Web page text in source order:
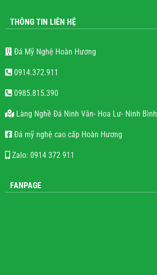
THÔNG TIN LIÊN HỆ
Đá Mỹ Nghệ Hoàn Hương
0914.372.911
0985.815.390
Làng Nghề Đá Ninh Vân- Hoa Lư- Ninh Bình
Đá mỹ nghệ cao cấp Hoàn Hương
Zalo: 0914 372 911
FANPAGE